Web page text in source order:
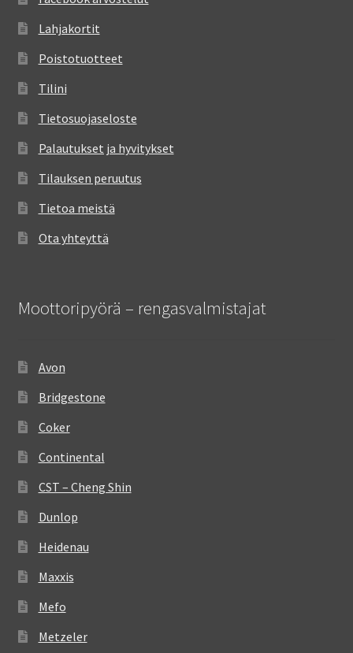
Lahjakortit
Poistotuotteet
Tilini
Tietosuojaseloste
Palautukset ja hyvitykset
Tilauksen peruutus
Tietoa meistä
Ota yhteyttä
Moottoripyörä – rengasvalmistajat
Avon
Bridgestone
Coker
Continental
CST – Cheng Shin
Dunlop
Heidenau
Maxxis
Mefo
Metzeler